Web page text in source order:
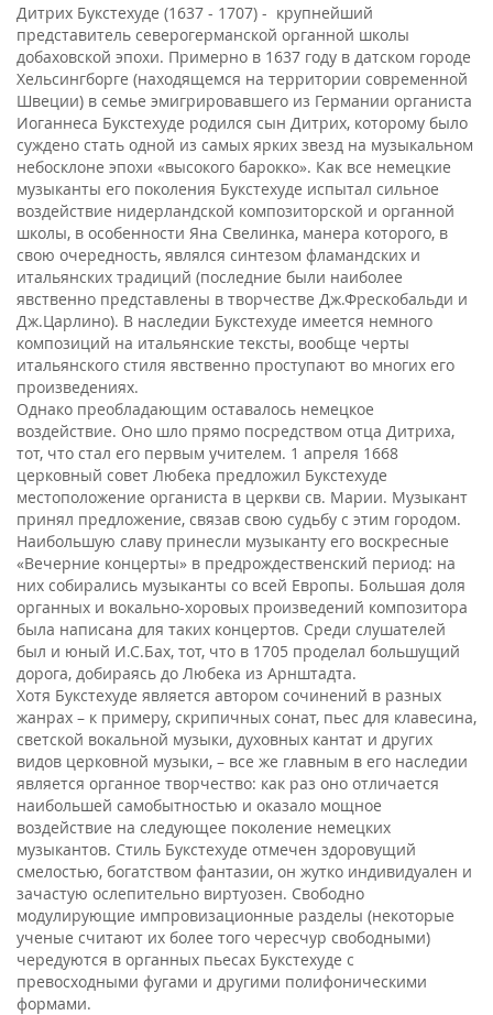
Дитрих Букстехуде (1637 - 1707) - крупнейший
представитель северогерманской органной школы
добаховской эпохи. Примерно в 1637 году в датском городе
Хельсингборге (находящемся на территории современной
Швеции) в семье эмигрировавшего из Германии органиста
Иоганнеса Букстехуде родился сын Дитрих, которому было
суждено стать одной из самых ярких звезд на музыкальном
небосклоне эпохи «высокого барокко». Как все немецкие
музыканты его поколения Букстехуде испытал сильное
воздействие нидерландской композиторской и органной
школы, в особенности Яна Свелинка, манера которого, в
свою очередность, являлся синтезом фламандских и
итальянских традиций (последние были наиболее
явственно представлены в творчестве Дж.Фрескобальди и
Дж.Царлино). В наследии Букстехуде имеется немного
композиций на итальянские тексты, вообще черты
итальянского стиля явственно проступают во многих его
произведениях.
Однако преобладающим оставалось немецкое
воздействие. Оно шло прямо посредством отца Дитриха,
тот, что стал его первым учителем. 1 апреля 1668
церковный совет Любека предложил Букстехуде
местоположение органиста в церкви св. Марии. Музыкант
принял предложение, связав свою судьбу с этим городом.
Наибольшую славу принесли музыканту его воскресные
«Вечерние концерты» в предрождественский период: на
них собирались музыканты со всей Европы. Большая доля
органных и вокально-хоровых произведений композитора
была написана для таких концертов. Среди слушателей
был и юный И.С.Бах, тот, что в 1705 проделал большущий
дорога, добираясь до Любека из Арнштадта.
Хотя Букстехуде является автором сочинений в разных
жанрах – к примеру, скрипичных сонат, пьес для клавесина,
светской вокальной музыки, духовных кантат и других
видов церковной музыки, – все же главным в его наследии
является органное творчество: как раз оно отличается
наибольшей самобытностью и оказало мощное
воздействие на следующее поколение немецких
музыкантов. Стиль Букстехуде отмечен здоровущий
смелостью, богатством фантазии, он жутко индивидуален и
зачастую ослепительно виртуозен. Свободно
модулирующие импровизационные разделы (некоторые
ученые считают их более того чересчур свободными)
чередуются в органных пьесах Букстехуде с
превосходными фугами и другими полифоническими
формами.